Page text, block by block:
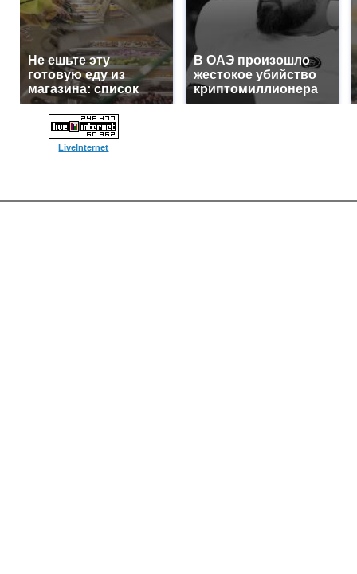
Не ешьте эту
готовую еду из
магазина: список
В ОАЭ произошло
жестокое убийство
криптомиллионера
LiveInternet